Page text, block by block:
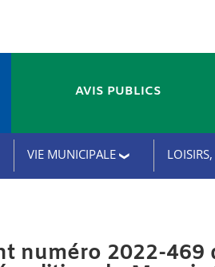
AVIS PUBLICS
VIE MUNICIPALE
numéro 2022-